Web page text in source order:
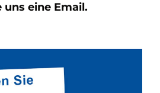
uns eine Email.